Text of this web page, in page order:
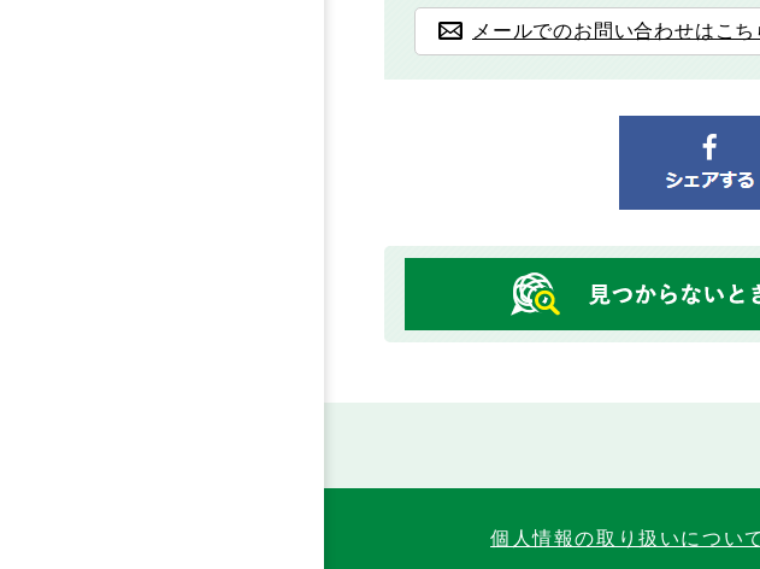
メールでのお問い合わせはこ
個人情報の取り扱いについて